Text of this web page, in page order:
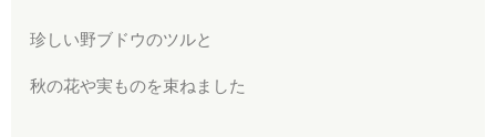
珍しい野ブドウのツルと
秋の花や実ものを束ねました